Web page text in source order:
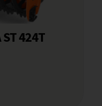
ST 424T